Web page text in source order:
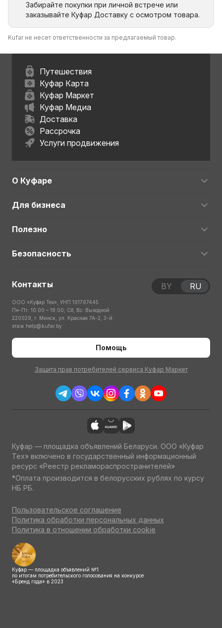
Забирайте покупки при личной встрече или
заказывайте Куфар Доставку с осмотром товара.
Kufar не несет ответственности за предлагаемый товар.
Путешествия
Куфар Карта
Куфар Маркет
Куфар Медиа
Доставка
Рассрочка
Услуги продвижения
О Куфаре
Для бизнеса
Полезно
Безопасность
Контакты
ООО «Куфар Тех», УНП 191767445
Пн-Пт: 10:00 – 18:00; Сб, Вс: Выходной
220029, г. Минск, ул. Красная 7А-2, 3-й
этаж help@kufar.by
Помощь
Защита прав потребителей сервиса Куфар Маркет
BY RU
Куфар — площадка объявлений Беларуси. ООО «Куфар
Тех» включено в государственный информационный
ресурс «Реестр рекламораспространителей»
*Оплата производится в белорусских рублях по курсу
НБ РБ.
Пользовательское соглашение
Политика обработки персональных данных
Политика в отношении обработки cookie
Куфар — площадка объявлений №1
по итогам потребительского голосования на конкурсе
«Бренд года» в 2023